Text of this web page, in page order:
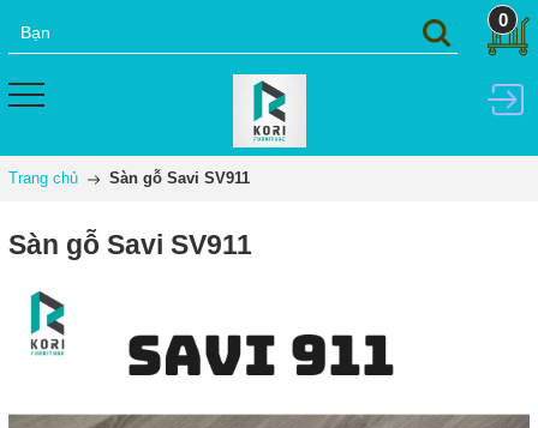
0
Trang chủ Sàn gỗ Savi SV911
Sàn gỗ Savi SV911